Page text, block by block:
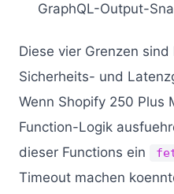
GraphQL-Output-
Diese vier Grenzen
Sicherheits- und
Wenn Shopify 250 Plus
Function-Logik
dieser Functions ein
Timeout machen